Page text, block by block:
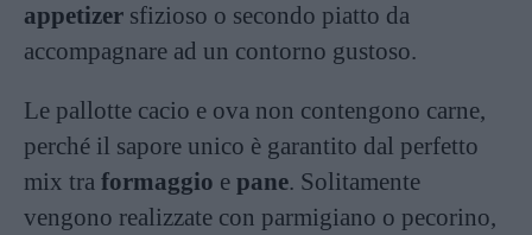
appetizer sfizioso o secondo piatto da
accompagnare ad un contorno gustoso.
Le pallotte cacio e ova non contengono carne,
perché il sapore unico è garantito dal perfetto
mix tra formaggio e pane. Solitamente
vengono realizzate con parmigiano o pecorino,